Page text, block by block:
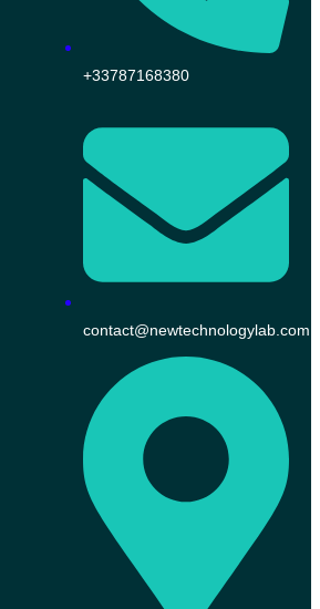
+33787168380
contact@newtechnologylab.com